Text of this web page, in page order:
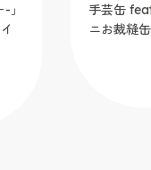
」
手芸缶
ニお裁縫缶